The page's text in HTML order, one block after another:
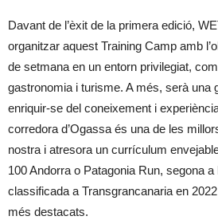
Davant de l’èxit de la primera edició,
organitzar aquest Training Camp amb
de setmana en un entorn privilegiat,
gastronomia i turisme. A més, serà una
enriquir-se del coneixement i
corredora d’Ogassa és una de les
nostra i atresora un currículum
100 Andorra o Patagonia Run, segona a
classificada a Transgrancanaria en
més destacats.